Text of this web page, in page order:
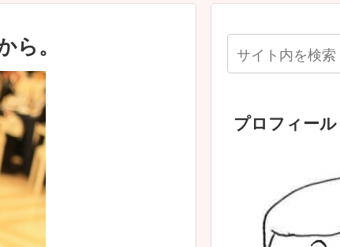
。
プロフィール